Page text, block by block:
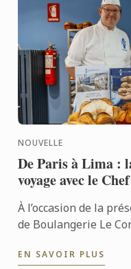
NOUVELLE
De Paris à Lima :
voyage avec le
À l’occasion de la
de Boulangerie Le
savoir-faire de ...
EN SAVOIR PLUS